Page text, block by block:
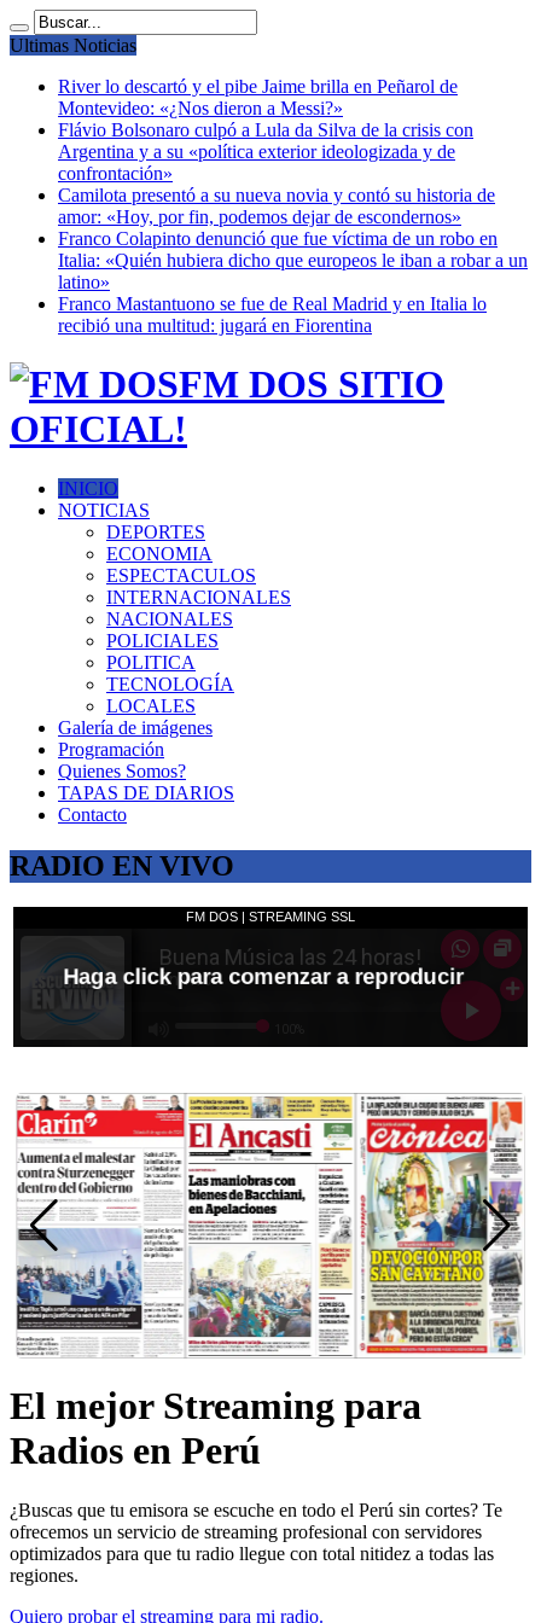
Ultimas Noticias
River lo descartó y el pibe Jaime brilla en Peñarol de
Montevideo: «¿Nos dieron a Messi?»
Flávio Bolsonaro culpó a Lula da Silva de la crisis con
Argentina y a su «política exterior ideologizada y de
confrontación»
Camilota presentó a su nueva novia y contó su historia de
amor: «Hoy, por fin, podemos dejar de escondernos»
Franco Colapinto denunció que fue víctima de un robo en
Italia: «Quién hubiera dicho que europeos le iban a robar a un
latino»
Franco Mastantuono se fue de Real Madrid y en Italia lo
recibió una multitud: jugará en Fiorentina
FM DOS SITIO
OFICIAL!
INICIO
NOTICIAS
DEPORTES
ECONOMIA
ESPECTACULOS
INTERNACIONALES
NACIONALES
POLICIALES
POLITICA
TECNOLOGÍA
LOCALES
Galería de imágenes
Programación
Quienes Somos?
TAPAS DE DIARIOS
Contacto
RADIO EN VIVO
El mejor Streaming para
Radios en Perú
¿Buscas que tu emisora se escuche en todo el Perú sin cortes? Te
ofrecemos un servicio de streaming profesional con servidores
optimizados para que tu radio llegue con total nitidez a todas las
regiones.
Quiero probar el streaming para mi radio.